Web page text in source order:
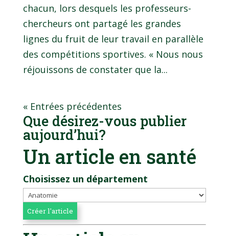
chacun, lors desquels les professeurs-
chercheurs ont partagé les grandes
lignes du fruit de leur travail en parallèle
des compétitions sportives. « Nous nous
réjouissons de constater que la...
« Entrées précédentes
Que désirez-vous publier
aujourd’hui?
Un article en santé
Choisissez un département